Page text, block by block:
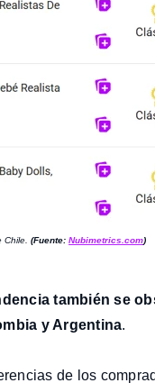
(Fuente: Nubimetrics.com)
también se
yArgentina.
de los